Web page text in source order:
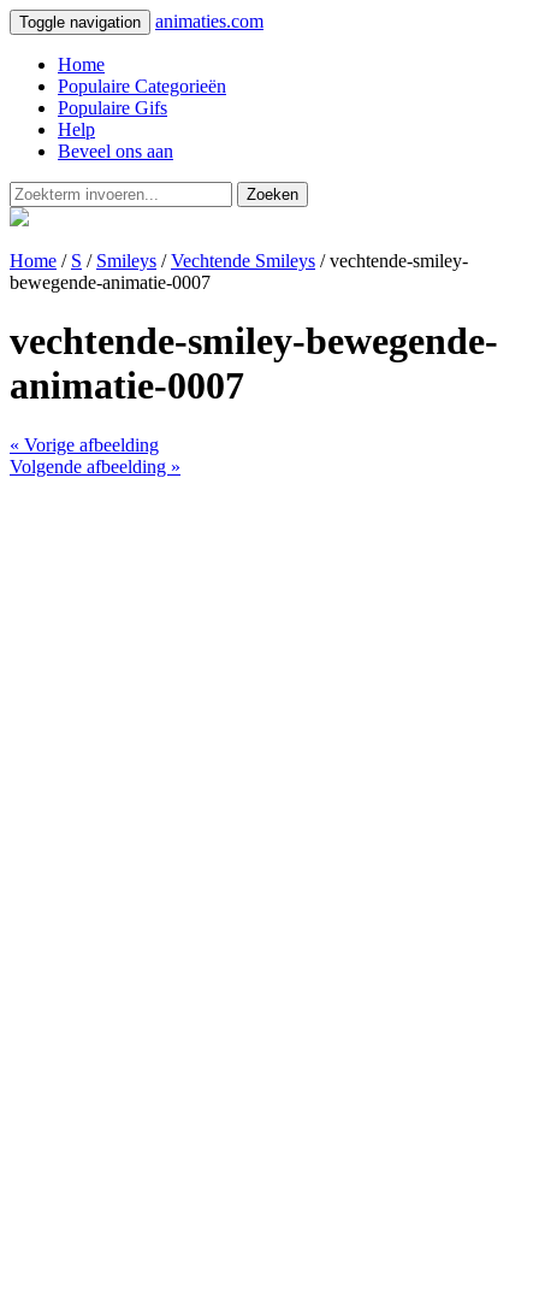
Toggle navigation animaties.com
Home
Populaire Categorieën
Populaire Gifs
Help
Beveel ons aan
Zoeken
Home / S / Smileys /Vechtende Smileys / vechtende-smiley-
bewegende-animatie-0007
vechtende-smiley-bewegende-
animatie-0007
« Vorige afbeelding
Volgende afbeelding »